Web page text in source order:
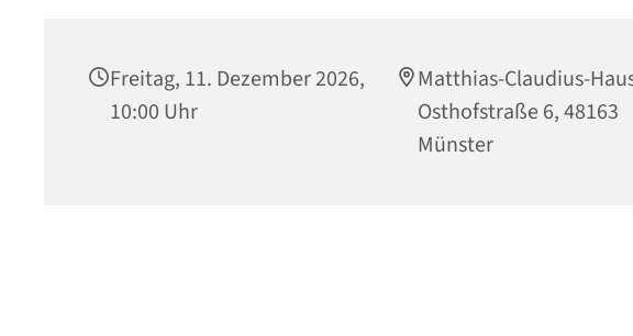
Freitag, 11. Dezember 2026,
10:00 Uhr
Matthias-Claudius-
Osthofstraße 6, 48163
Münster